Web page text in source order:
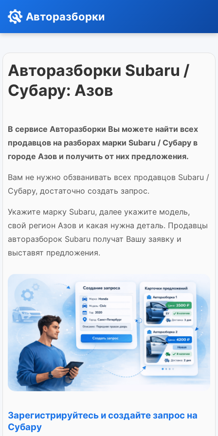
Авторазборки
Авторазборки Subaru /
Субару: Азов
В сервисе Авторазборки Вы можете найти всех
продавцов на разборах марки Subaru / Субару в
городе Азов и получить от них предложения.
Вам не нужно обзванивать всех продавцов Subaru /
Субару, достаточно создать запрос.
Укажите марку Subaru, далее укажите модель,
свой регион Азов и какая нужна деталь. Продавцы
авторазборок Subaru получат Вашу заявку и
выставят предложения.
Зарегистрируйтесь и создайте запрос на
Субару